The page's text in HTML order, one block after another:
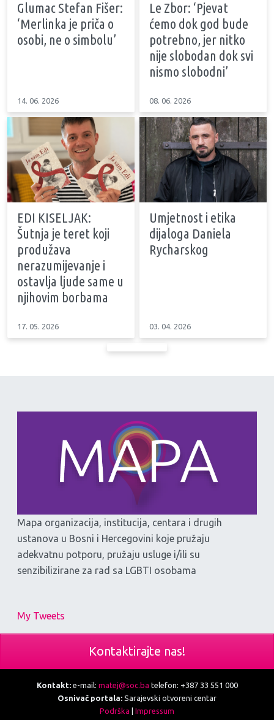
Glumac Stefan Fišer:
‘Merlinka je priča o
osobi, ne o simbolu’
14. 06. 2026
Le Zbor: ‘Pjevat
ćemo dok god bude
potrebno, jer nitko
nije slobodan dok svi
nismo slobodni’
08. 06. 2026
EDI KISELJAK:
Šutnja je teret koji
produžava
nerazumijevanje i
ostavlja ljude same u
njihovim borbama
17. 05. 2026
Umjetnost i etika
dijaloga Daniela
Rycharskog
03. 04. 2026
Mapa organizacija, institucija, centara i drugih
ustanova u Bosni i Hercegovini koje pružaju
adekvatnu potporu, pružaju usluge i/ili su
senzibilizirane za rad sa LGBTI osobama
My Tweets
Kontaktirajte nas!
Kontakt:e-mail: matej@soc.ba telefon: +387 33 551 000
Osnivač portala: Sarajevski otvoreni centar
Podrška
Impressum